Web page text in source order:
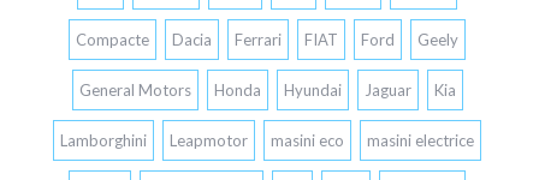
Compacte Dacia Ferrari FIAT Ford Geely
General Motors Honda Hyundai Jaguar Kia
Lamborghini Leapmotor masini eco masini electrice